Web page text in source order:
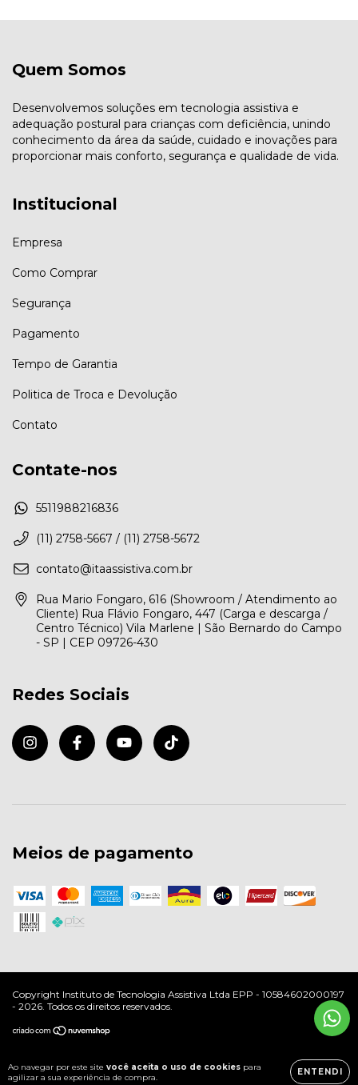
Ao navegar por este site você aceita o uso de cookies para
agilizar a sua experiência de compra.
ENTENDI
Quem Somos
Desenvolvemos soluções em tecnologia assistiva e
adequação postural para crianças com deficiência, unindo
conhecimento da área da saúde, cuidado e inovações para
proporcionar mais conforto, segurança e qualidade de vida.
Institucional
Empresa
Como Comprar
Segurança
Pagamento
Tempo de Garantia
Politica de Troca e Devolução
Contato
Contate-nos
5511988216836
(11) 2758-5667 / (11) 2758-5672
contato@itaassistiva.com.br
Rua Mario Fongaro, 616 (Showroom / Atendimento ao
Cliente) Rua Flávio Fongaro, 447 (Carga e descarga /
Centro Técnico) Vila Marlene | São Bernardo do Campo
- SP | CEP 09726-430
Redes Sociais
Meios de pagamento
Copyright Instituto de Tecnologia Assistiva Ltda EPP - 10584602000197
- 2026. Todos os direitos reservados.